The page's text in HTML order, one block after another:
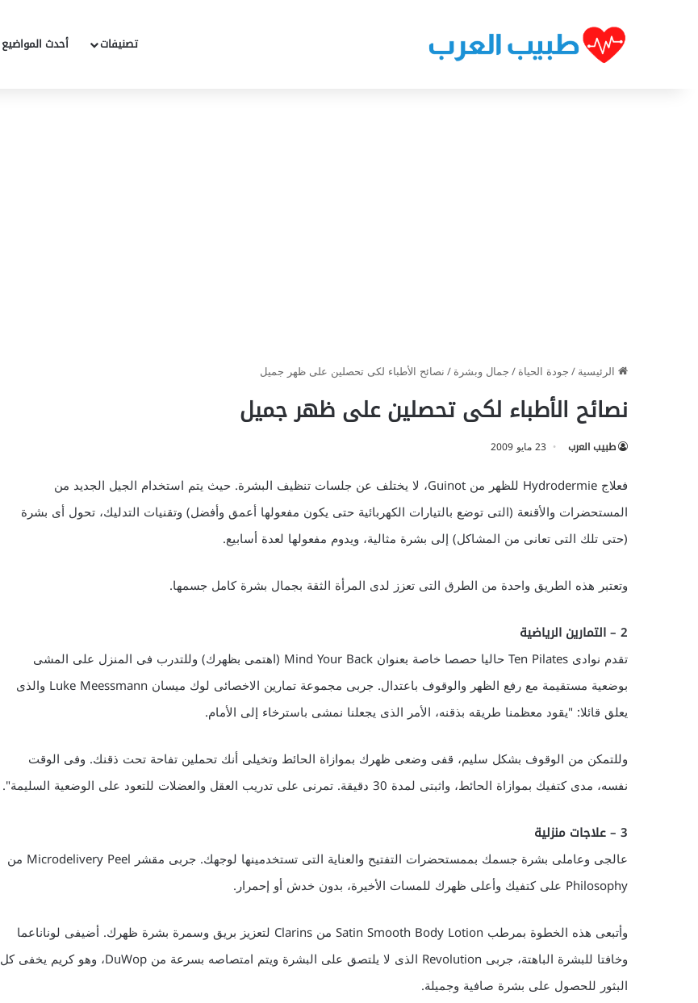
تصنيفات أحدث المواضيع
الرئيسية/جودة الحياة/جمال وبشرة/نصائح الأطباء لكى تحصلين على ظهر جميل
نصائح الأطباء لكى تحصلين على ظهر جميل
طبيب العرب 23 مايو 2009
فعلاج Hydrodermie للظهر من Guinot، لا يختلف عن جلسات تنظيف البشرة. حيث يتم استخدام الجيل الجديد من
المستحضرات والأقنعة (التى توضع بالتيارات الكهربائية حتى يكون مفعولها أعمق وأفضل) وتقنيات التدليك، تحول أى بشرة
(حتى تلك التى تعانى من المشاكل) إلى بشرة مثالية، ويدوم مفعولها لعدة أسابيع.
وتعتبر هذه الطريق واحدة من الطرق التى تعزز لدى المرأة الثقة بجمال بشرة كامل جسمها.
2 – التمارين الرياضية
تقدم نوادى Ten Pilates حاليا حصصا خاصة بعنوان Mind Your Back (اهتمى بظهرك) وللتدرب فى المنزل على المشى
بوضعية مستقيمة مع رفع الظهر والوقوف باعتدال. جربى مجموعة تمارين الاخصائى لوك ميسان Luke Meessmann والذى
يعلق قائلا: "يقود معظمنا طريقه بذقنه، الأمر الذى يجعلنا نمشى باسترخاء إلى الأمام.
وللتمكن من الوقوف بشكل سليم، قفى وضعى ظهرك بموازاة الحائط وتخيلى أنك تحملين تفاحة تحت ذقنك. وفى الوقت
نفسه، مدى كتفيك بموازاة الحائط، واثبتى لمدة 30 دقيقة. تمرنى على تدريب العقل والعضلات للتعود على الوضعية السليمة".
3 – علاجات منزلية
عالجى وعاملى بشرة جسمك بممستحضرات التفتيح والعناية التى تستخدمينها لوجهك. جربى مقشر Microdelivery Peel من
Philosophy على كتفيك وأعلى ظهرك للمسات الأخيرة، بدون خدش أو إحمرار.
وأتبعى هذه الخطوة بمرطب Satin Smooth Body Lotion من Clarins لتعزيز بريق وسمرة بشرة ظهرك. أضيفى لوناناعما
وخافتا للبشرة الباهتة، جربى Revolution الذى لا يلتصق على البشرة ويتم امتصاصه بسرعة من DuWop، وهو كريم يخفى كل
البثور للحصول على بشرة صافية وجميلة.